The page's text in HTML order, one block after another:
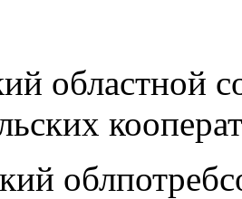
областной